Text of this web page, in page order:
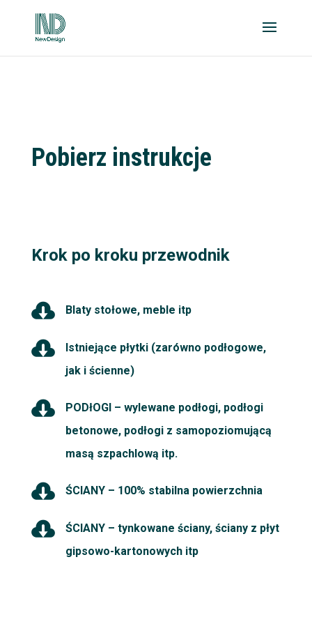
Pobierz instrukcje
Krok po kroku przewodnik
 Blaty stołowe, meble itp

Istniejące płytki (zarówno podłogowe,
jak i ścienne)

PODłOGI – wylewane podłogi, podłogi
betonowe, podłogi z samopoziomującą
masą szpachlową itp.
 ŚCIANY – 100% stabilna powierzchnia
 ŚCIANY – tynkowane ściany, ściany z płyt
gipsowo-kartonowych itp